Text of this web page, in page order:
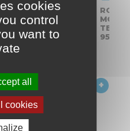
ACCÈS
MOTO
ACCÈS
MOTO
ROULAGE
MOTO
TEAM
95
cookies
control
want to
all
cookies